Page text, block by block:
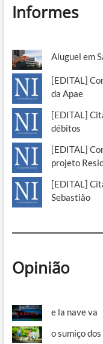
Informes
Aluguel em
[EDITAL]
da Apae
[EDITAL]
débitos
[EDITAL]
projeto
[EDITAL]
Sebastião
Opinião
e la nave va
o sumiço